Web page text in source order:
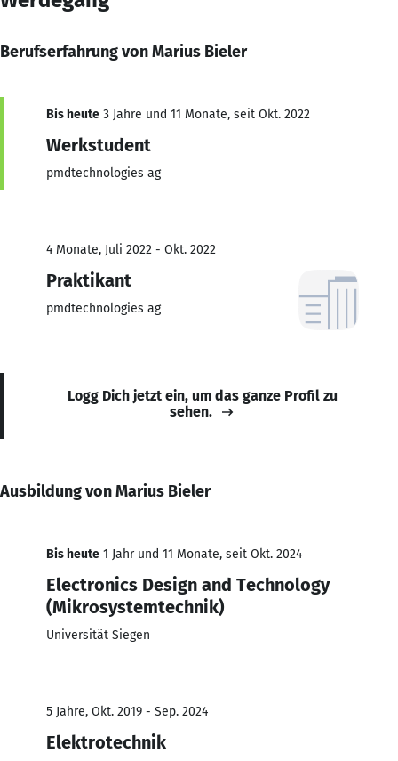
Berufserfahrung von Marius Bieler
Bis heute 3 Jahre und 11 Monate, seit Okt. 2022
Werkstudent
pmdtechnologies ag
4 Monate, Juli 2022 - Okt. 2022
Praktikant
pmdtechnologies ag
Logg Dich jetzt ein, um das ganze Profil zu
sehen.
Ausbildung von Marius Bieler
Bis heute 1 Jahr und 11 Monate, seit Okt. 2024
Electronics Design and Technology
(Mikrosystemtechnik)
Universität Siegen
5 Jahre, Okt. 2019 - Sep. 2024
Elektrotechnik